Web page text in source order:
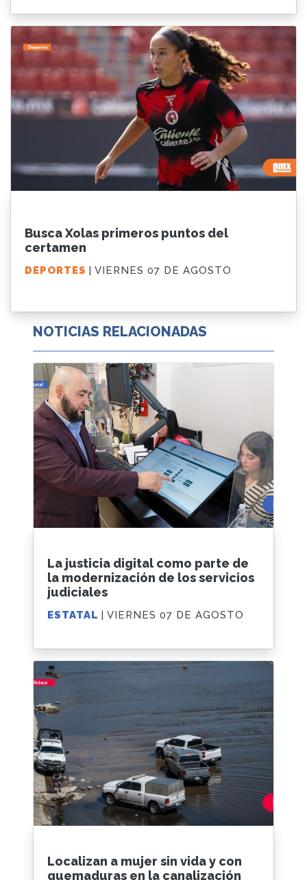
Busca Xolas primeros puntos del
certamen
DEPORTES | VIERNES 07 DE AGOSTO
NOTICIAS RELACIONADAS
La justicia digital como parte de
la modernización de los servicios
judiciales
ESTATAL | VIERNES 07 DE AGOSTO
Localizan a mujer sin vida y con
quemaduras en la canalización